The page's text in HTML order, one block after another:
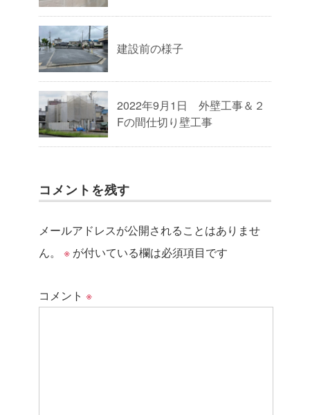
建設前の様子
2022年9月1日 外壁工事＆２
Fの間仕切り壁工事
コメントを残す
メールアドレスが公開されることはありませ
ん。
※ が付いている欄は必須項目です
コメント ※